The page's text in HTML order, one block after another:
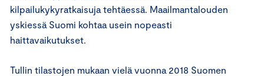
kilpailukykyratkaisuja tehtäessä. Maailmantalouden
yskiessä Suomi kohtaa usein nopeasti
haittavaikutukset.
Tullin tilastojen mukaan vielä vuonna 2018 Suomen